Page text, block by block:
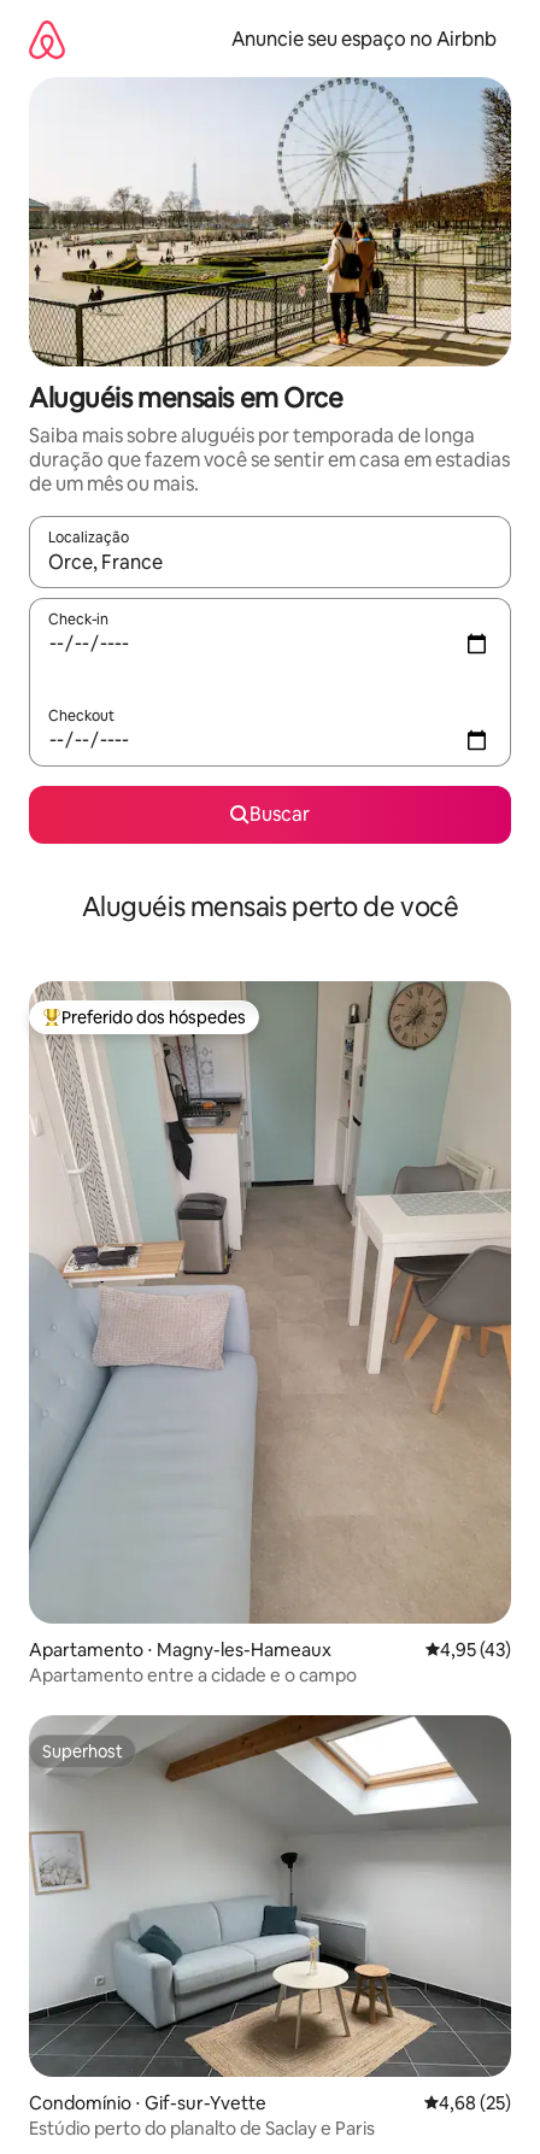
para
Anuncie seu espaço no Airbnb
Aluguéis mensais em Orce
Saiba mais sobre aluguéis por temporada de longa
duração que fazem você se sentir em casa em estadias
de um mês ou mais.
Localização
Quando os resultados estiverem disponíveis, explore-os
Check-in
Checkout
Buscar
Aluguéis mensais perto de você
Entre os melhores preferidos dos hóspedes
Preferido dos hóspedes
Apartamento ⋅ Magny-les-Hameaux 4,95 de uma
4,95 (43)
Apartamento entre a cidade e o campo
Superhost
Superhost
Condomínio ⋅ Gif-sur-Yvette 4,68 de uma
4,68 (25)
Estúdio perto do planalto de Saclay e Paris